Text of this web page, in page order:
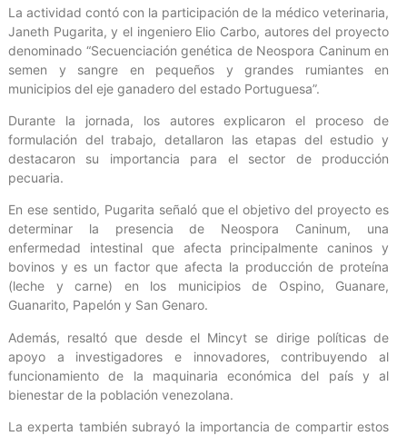
La actividad contó con la participación de la médico veterinaria,
Janeth Pugarita, y el ingeniero Elio Carbo, autores del proyecto
denominado “Secuenciación genética de Neospora Caninum en
semen y sangre en pequeños y grandes rumiantes en
municipios del eje ganadero del estado Portuguesa”.
Durante la jornada, los autores explicaron el proceso de
formulación del trabajo, detallaron las etapas del estudio y
destacaron su importancia para el sector de producción
pecuaria.
En ese sentido, Pugarita señaló que el objetivo del proyecto es
determinar la presencia de Neospora Caninum, una
enfermedad intestinal que afecta principalmente caninos y
bovinos y es un factor que afecta la producción de proteína
(leche y carne) en los municipios de Ospino, Guanare,
Guanarito, Papelón y San Genaro.
Además, resaltó que desde el Mincyt se dirige políticas de
apoyo a investigadores e innovadores, contribuyendo al
funcionamiento de la maquinaria económica del país y al
bienestar de la población venezolana.
La experta también subrayó la importancia de compartir estos